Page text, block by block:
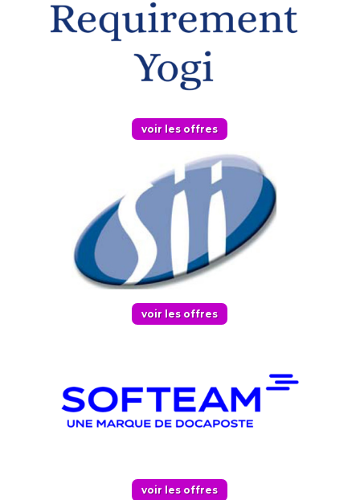
voir les offres
voir les offres
voir les offres